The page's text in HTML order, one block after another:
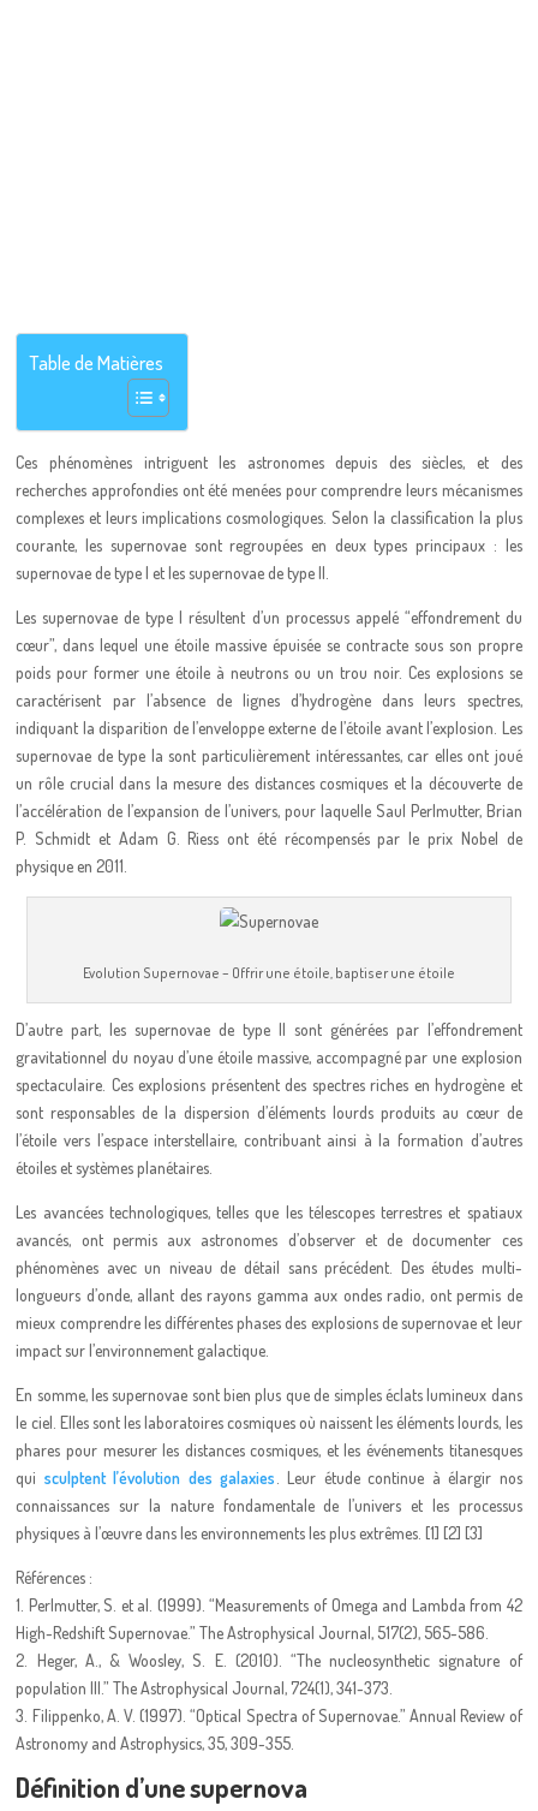
Table de Matières
Ces phénomènes intriguent les astronomes depuis des siècles, et des
recherches approfondies ont été menées pour comprendre leurs mécanismes
complexes et leurs implications cosmologiques. Selon la classification la plus
courante, les supernovae sont regroupées en deux types principaux : les
supernovae de type I et les supernovae de type II.
Les supernovae de type I résultent d’un processus appelé “effondrement du
cœur”, dans lequel une étoile massive épuisée se contracte sous son propre
poids pour former une étoile à neutrons ou un trou noir. Ces explosions se
caractérisent par l’absence de lignes d’hydrogène dans leurs spectres,
indiquant la disparition de l’enveloppe externe de l’étoile avant l’explosion. Les
supernovae de type Ia sont particulièrement intéressantes, car elles ont joué
un rôle crucial dans la mesure des distances cosmiques et la découverte de
l’accélération de l’expansion de l’univers, pour laquelle Saul Perlmutter, Brian
P. Schmidt et Adam G. Riess ont été récompensés par le prix Nobel de
physique en 2011.
Evolution Supernovae – Offrir une étoile, baptiser une étoile
D’autre part, les supernovae de type II sont générées par l’effondrement
gravitationnel du noyau d’une étoile massive, accompagné par une explosion
spectaculaire. Ces explosions présentent des spectres riches en hydrogène et
sont responsables de la dispersion d’éléments lourds produits au cœur de
l’étoile vers l’espace interstellaire, contribuant ainsi à la formation d’autres
étoiles et systèmes planétaires.
Les avancées technologiques, telles que les télescopes terrestres et spatiaux
avancés, ont permis aux astronomes d’observer et de documenter ces
phénomènes avec un niveau de détail sans précédent. Des études multi-
longueurs d’onde, allant des rayons gamma aux ondes radio, ont permis de
mieux comprendre les différentes phases des explosions de supernovae et leur
impact sur l’environnement galactique.
En somme, les supernovae sont bien plus que de simples éclats lumineux dans
le ciel. Elles sont les laboratoires cosmiques où naissent les éléments lourds, les
phares pour mesurer les distances cosmiques, et les événements titanesques
qui sculptent l’évolution des galaxies . Leur étude continue à élargir nos
connaissances sur la nature fondamentale de l’univers et les processus
physiques à l’œuvre dans les environnements les plus extrêmes. [1] [2] [3]
Références :
1. Perlmutter, S. et al. (1999). “Measurements of Omega and Lambda from 42
High-Redshift Supernovae.” The Astrophysical Journal, 517(2), 565-586.
2. Heger, A., & Woosley, S. E. (2010). “The nucleosynthetic signature of
population III.” The Astrophysical Journal, 724(1), 341-373.
3. Filippenko, A. V. (1997). “Optical Spectra of Supernovae.” Annual Review of
Astronomy and Astrophysics, 35, 309-355.
Définition d’une supernova